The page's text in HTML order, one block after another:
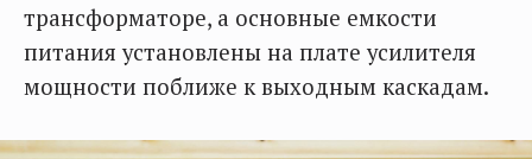
трансформаторе, а основные емкости
питания установлены на плате усилителя
мощности поближе к выходным каскадам.